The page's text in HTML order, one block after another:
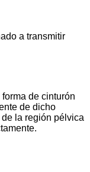
a transmitir
de cinturón
de dicho
la región pélvica